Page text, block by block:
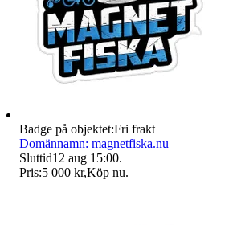
Badge på objektet:Fri frakt
Domännamn: magnetfiska.nu
Sluttid12 aug 15:00.
Pris:5 000 kr,Köp nu.